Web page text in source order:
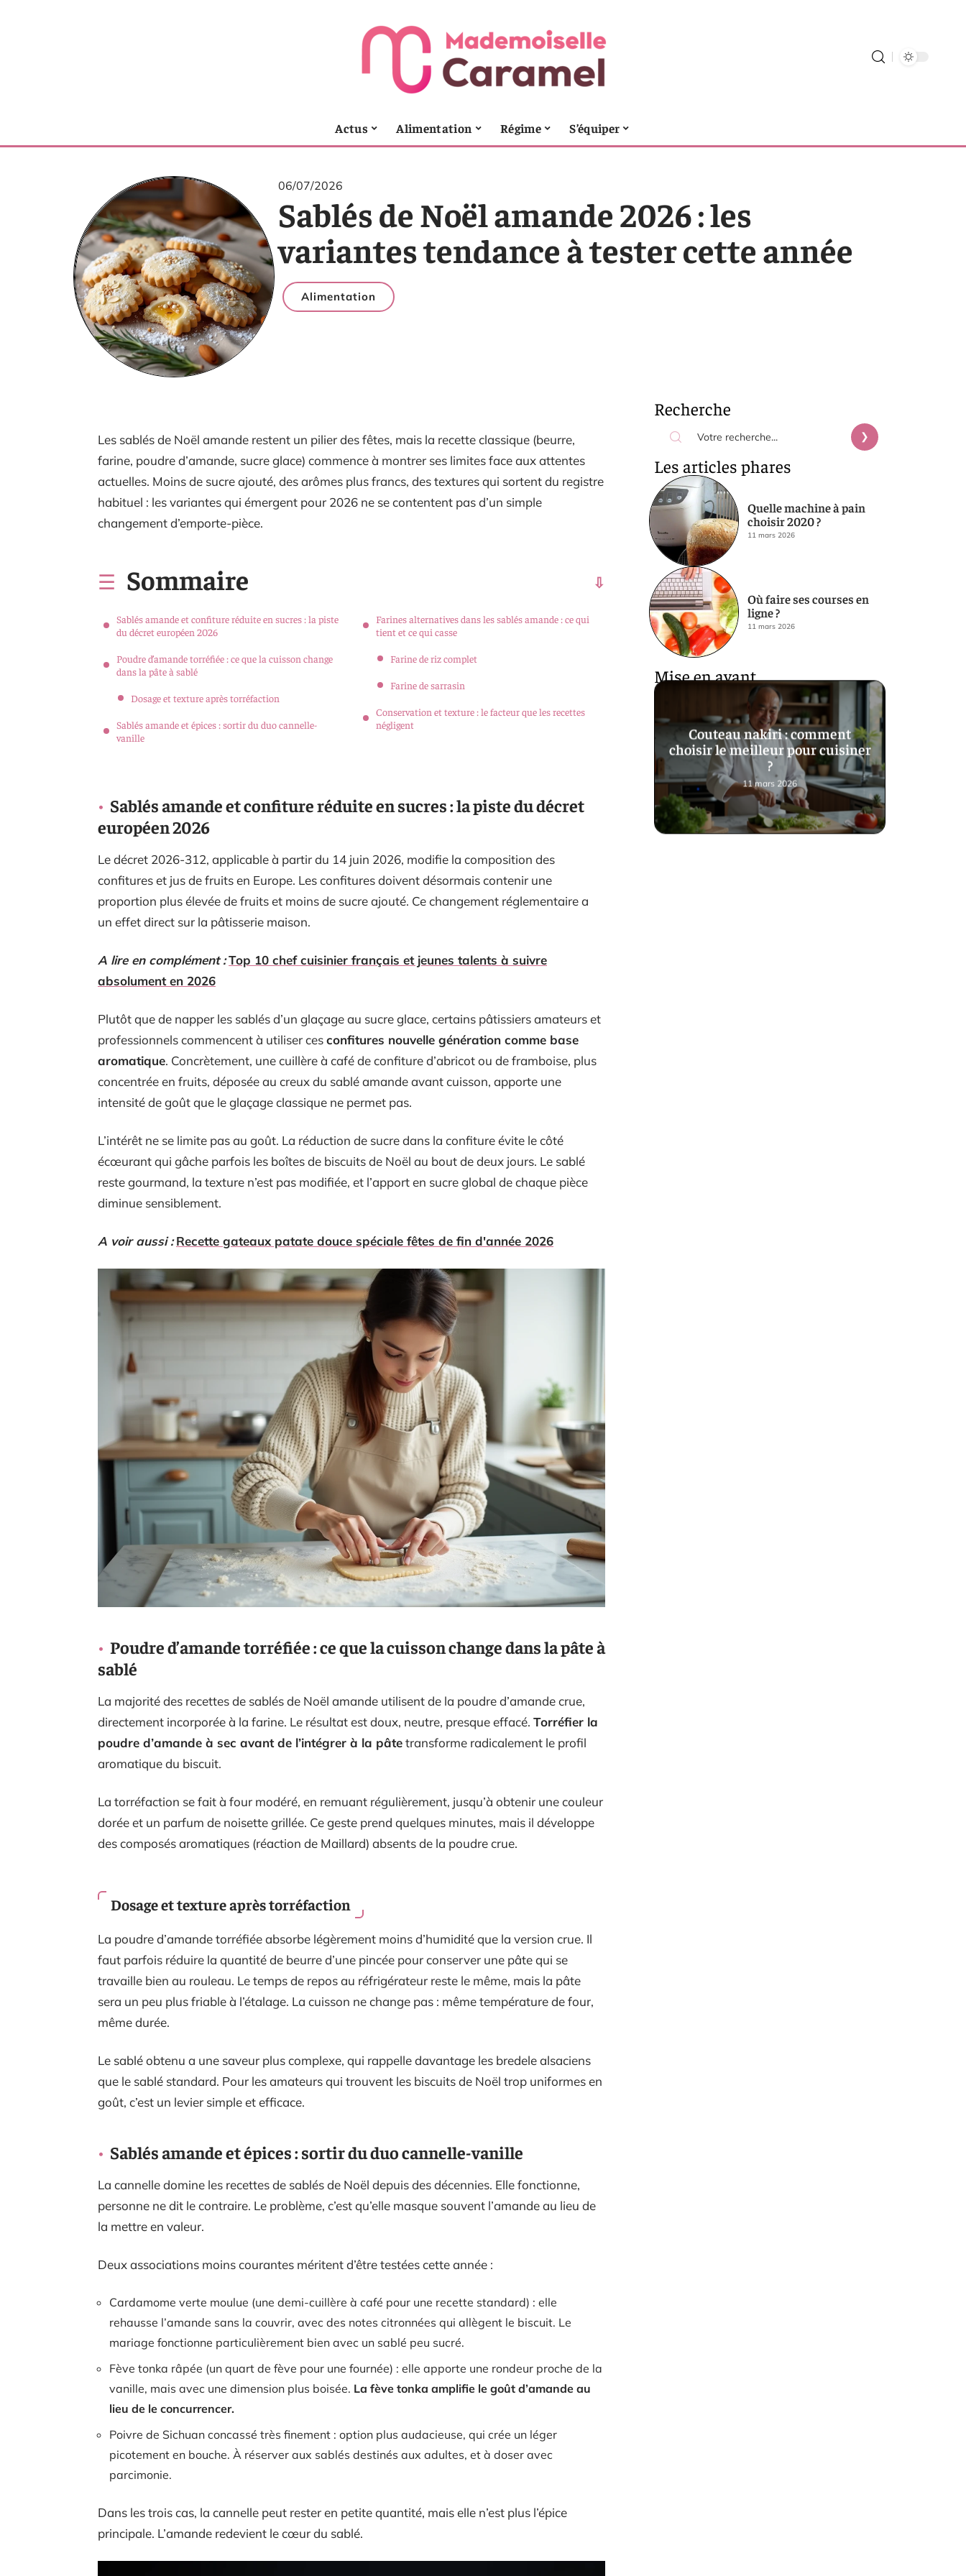
Actus Alimentation Régime S’équiper
06/07/2026
Sablés de Noël amande 2026 : les
variantes tendance à tester cette année
Alimentation
Les sablés de Noël amande restent un pilier des fêtes, mais la recette classique (beurre,
farine, poudre d’amande, sucre glace) commence à montrer ses limites face aux attentes
actuelles. Moins de sucre ajouté, des arômes plus francs, des textures qui sortent du registre
habituel : les variantes qui émergent pour 2026 ne se contentent pas d’un simple
changement d’emporte-pièce.
Sommaire
Sablés amande et confiture réduite en sucres : la piste
du décret européen 2026
Poudre d’amande torréfiée : ce que la cuisson change
dans la pâte à sablé
Dosage et texture après torréfaction
Sablés amande et épices : sortir du duo cannelle-
vanille
Farines alternatives dans les sablés amande : ce qui
tient et ce qui casse
Farine de riz complet
Farine de sarrasin
Conservation et texture : le facteur que les recettes
négligent
Sablés amande et confiture réduite en sucres : la piste du décret
européen 2026
Le décret 2026-312, applicable à partir du 14 juin 2026, modifie la composition des
confitures et jus de fruits en Europe. Les confitures doivent désormais contenir une
proportion plus élevée de fruits et moins de sucre ajouté. Ce changement réglementaire a
un effet direct sur la pâtisserie maison.
A lire en complément :Top 10 chef cuisinier français et jeunes talents à suivre
absolument en 2026
Plutôt que de napper les sablés d’un glaçage au sucre glace, certains pâtissiers amateurs et
professionnels commencent à utiliser cesconfitures nouvelle génération comme base
aromatique. Concrètement, une cuillère à café de confiture d’abricot ou de framboise, plus
concentrée en fruits, déposée au creux du sablé amande avant cuisson, apporte une
intensité de goût que le glaçage classique ne permet pas.
L’intérêt ne se limite pas au goût. La réduction de sucre dans la confiture évite le côté
écœurant qui gâche parfois les boîtes de biscuits de Noël au bout de deux jours. Le sablé
reste gourmand, la texture n’est pas modifiée, et l’apport en sucre global de chaque pièce
diminue sensiblement.
A voir aussi : Recette gateaux patate douce spéciale fêtes de fin d'année 2026
Poudre d’amande torréfiée : ce que la cuisson change dans la pâte à
sablé
La majorité des recettes de sablés de Noël amande utilisent de la poudre d’amande crue,
directement incorporée à la farine. Le résultat est doux, neutre, presque effacé. Torréfier la
poudre d’amande à sec avant de l’intégrer à la pâtetransforme radicalement le profil
aromatique du biscuit.
La torréfaction se fait à four modéré, en remuant régulièrement, jusqu’à obtenir une couleur
dorée et un parfum de noisette grillée. Ce geste prend quelques minutes, mais il développe
des composés aromatiques (réaction de Maillard) absents de la poudre crue.
Dosage et texture après torréfaction
La poudre d’amande torréfiée absorbe légèrement moins d’humidité que la version crue. Il
faut parfois réduire la quantité de beurre d’une pincée pour conserver une pâte qui se
travaille bien au rouleau. Le temps de repos au réfrigérateur reste le même, mais la pâte
sera un peu plus friable à l’étalage. La cuisson ne change pas : même température de four,
même durée.
Le sablé obtenu a une saveur plus complexe, qui rappelle davantage les bredele alsaciens
que le sablé standard. Pour les amateurs qui trouvent les biscuits de Noël trop uniformes en
goût, c’est un levier simple et efficace.
Sablés amande et épices : sortir du duo cannelle-vanille
La cannelle domine les recettes de sablés de Noël depuis des décennies. Elle fonctionne,
personne ne dit le contraire. Le problème, c’est qu’elle masque souvent l’amande au lieu de
la mettre en valeur.
Deux associations moins courantes méritent d’être testées cette année :
Cardamome verte moulue (une demi-cuillère à café pour une recette standard) : elle
rehausse l’amande sans la couvrir, avec des notes citronnées qui allègent le biscuit. Le
mariage fonctionne particulièrement bien avec un sablé peu sucré.
Fève tonka râpée (un quart de fève pour une fournée) : elle apporte une rondeur proche de la
vanille, mais avec une dimension plus boisée. La fève tonka amplifie le goût d’amande au
lieu de le concurrencer.
Poivre de Sichuan concassé très finement : option plus audacieuse, qui crée un léger
picotement en bouche. À réserver aux sablés destinés aux adultes, et à doser avec
parcimonie.
Dans les trois cas, la cannelle peut rester en petite quantité, mais elle n’est plus l’épice
principale. L’amande redevient le cœur du sablé.
Recherche
Les articles phares
Quelle machine à pain
choisir 2020 ?
11 mars 2026
Où faire ses courses en
ligne ?
11 mars 2026
Mise en avant
Couteau nakiri : comment
choisir le meilleur pour cuisiner
?
11 mars 2026